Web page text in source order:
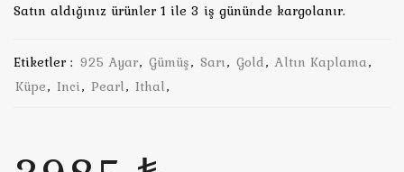
Satın aldığınız ürünler 1 ile 3 iş gününde kargolanır.
Etiketler : 925 Ayar, Gümüş, Sarı, Gold, Altın Kaplama,
Küpe, Inci, Pearl, Ithal,